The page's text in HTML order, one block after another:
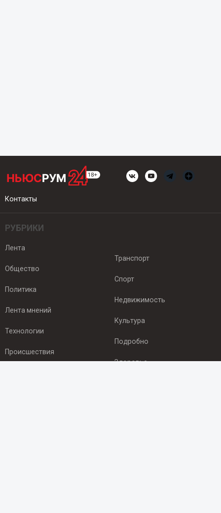
Контакты
РУБРИКИ
Лента
Общество
Политика
Лента мнений
Технологии
Происшествия
Транспорт
Спорт
Недвижимость
Культура
Подробно
Здоровье